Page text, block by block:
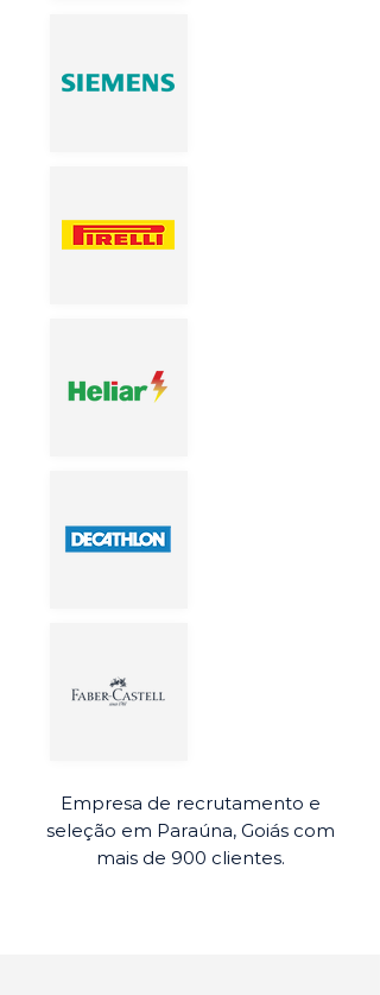
Empresa de recrutamento e
seleção em Paraúna, Goiás com
mais de 900 clientes.